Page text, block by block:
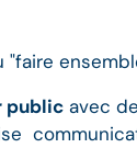
public avec